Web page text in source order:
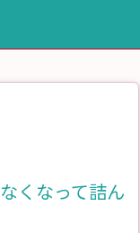
くなって詰ん